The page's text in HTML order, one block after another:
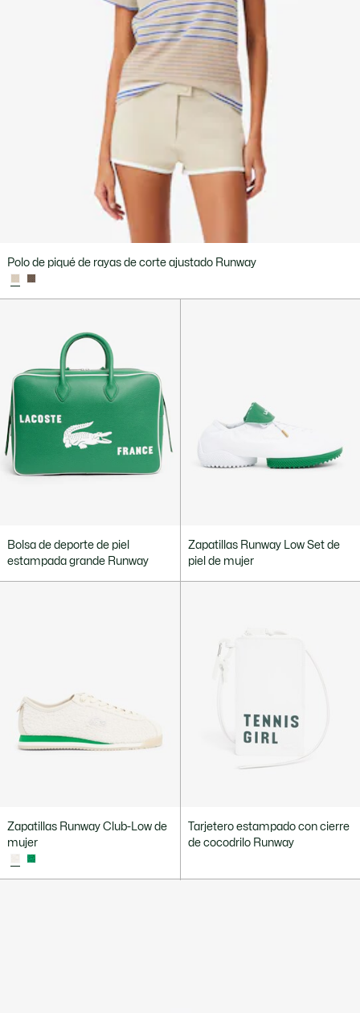
Polo de piqué de rayas de corte ajustado Runway
Bolsa de deporte de piel
estampada grande Runway
Zapatillas Runway Low Set de
piel de mujer
Zapatillas Runway Club-Low de
mujer
Tarjetero estampado con cierre
de cocodrilo Runway